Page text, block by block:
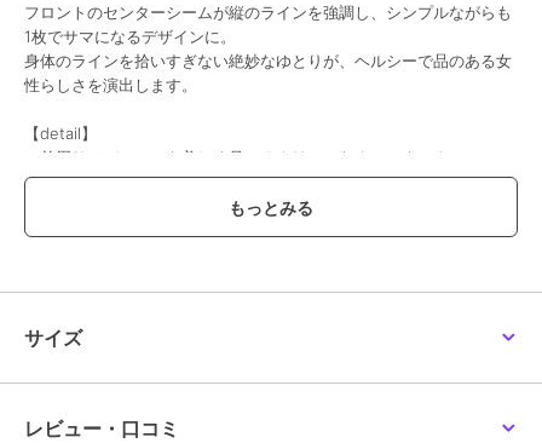
フロントのセンターシームが縦のラインを強調し、シンプルながらも
1枚でサマになるデザインに。
身体のラインを拾いすぎない絶妙なゆとりが、ヘルシーで品のある女
性らしさを演出します。
【detail】
・首周りはデコルテを美しく見せるクリーンなクルーネック。
・袖口や裾の繊細な始末が、レイヤードした際にも重たく見えず、軽
やかな印象を与えてくれます。
・ストレッチ性の高いフライス編みなので、着心地も抜群。
ん、ジレやジャケットのインナーとしても優秀。
スラックスでモードに、デニムでカジュアルにと、合わせるボトムを
サイズ
レビュー・口コミ